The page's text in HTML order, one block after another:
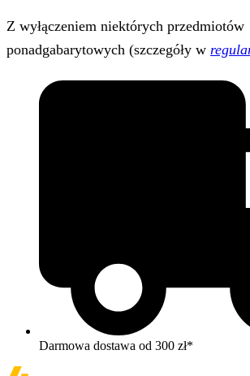
Z wyłączeniem niektórych przedmiotów
ponadgabarytowych (szczegóły w
Darmowa dostawa od 300 zł*